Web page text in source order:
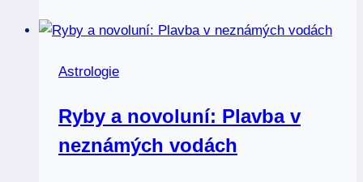
štíra:
noci
Astrologie
Ryby a novoluní: Plavba v
neznámých vodách